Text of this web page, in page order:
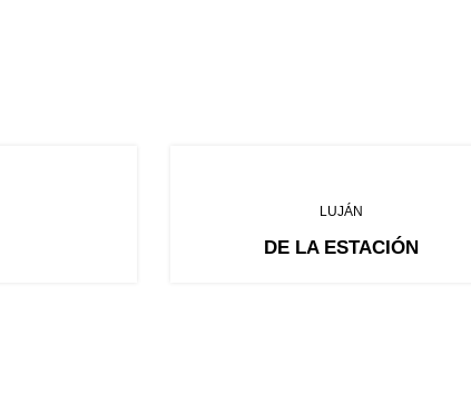
LUJÁN
DE LA ESTACIÓN